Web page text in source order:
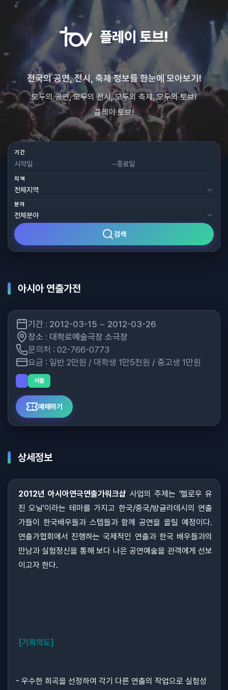
플레이 토브!
전국의 공연, 전시, 축제 정보를 한눈에 모아보기!
모두의 공연, 모두의 전시, 모두의 축제, 모두의 토브!
플레이 토브!
기간
~
지역
분야
검색
아시아 연출가전
기간 : 2012-03-15 ~ 2012-03-26
장소 : 대학로예술극장 소극장
문의처 : 02-766-0773
요금 : 일반 2만원 / 대학생 1만5천원 / 중고생 1만원
서울
예매하기
상세정보
2012년 아시아연극연출가워크샵 사업의 주제는 '헬로우 유
진 오닐'이라는 테마를 가지고 한국/중국/방글라데시의 연출
가들이 한국배우들과 스텝들과 함께 공연을 올릴 예정이다.
연출가협회에서 진행하는 국제적인 연출과 한국 배우들과의
만남과 실험정신을 통해 보다 나은 공연예술을 관객에게 선보
이고자 한다.
[기획의도]
- 우수한 희곡을 선정하여 각기 다른 연출의 작업으로 실험성